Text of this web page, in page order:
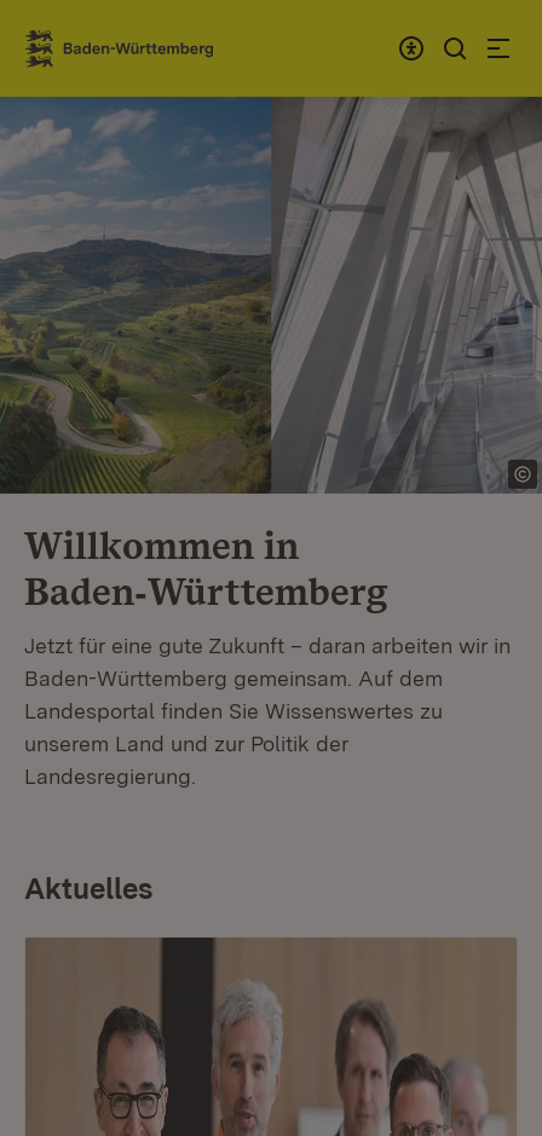
Zum Inhalt springen
Link zur Startseite
Willkommen in
Baden‑Württemberg
Jetzt für eine gute Zukunft – daran arbeiten wir in
Baden-Württemberg gemeinsam. Auf dem
Landesportal finden Sie Wissenswertes zu
unserem Land und zur Politik der
Landesregierung.
Aktuelles